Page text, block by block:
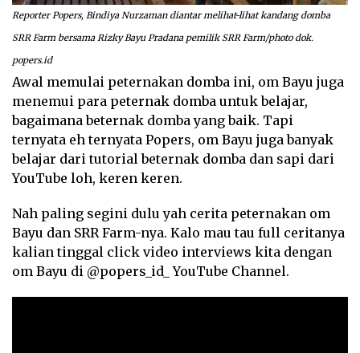
Reporter Popers, Bindiya Nurzaman diantar melihat-lihat kandang domba
SRR Farm bersama Rizky Bayu Pradana pemilik SRR Farm/photo dok.
popers.id
Awal memulai peternakan domba ini, om Bayu juga
menemui para peternak domba untuk belajar,
bagaimana beternak domba yang baik. Tapi
ternyata eh ternyata Popers, om Bayu juga banyak
belajar dari tutorial beternak domba dan sapi dari
YouTube loh, keren keren.
Nah paling segini dulu yah cerita peternakan om
Bayu dan SRR Farm-nya. Kalo mau tau full ceritanya
kalian tinggal click video interviews kita dengan
om Bayu di @popers_id_ YouTube Channel.